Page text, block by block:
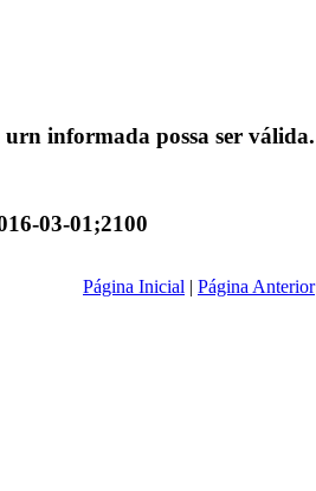
informada possa ser válida.
03-01;2100
Página Inicial | Página Anterior